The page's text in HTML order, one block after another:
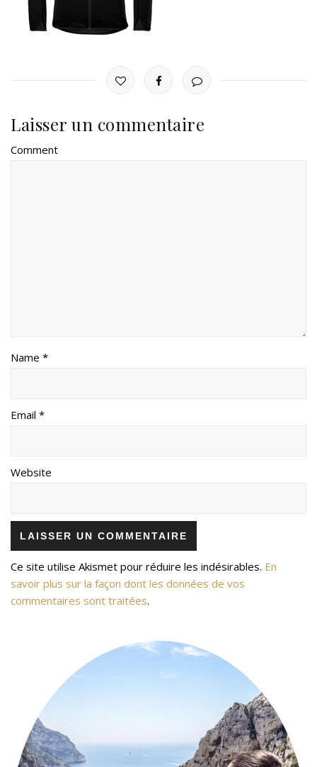
Laisser un commentaire
Comment
Name *
Email *
Website
Ce site utilise Akismet pour réduire les indésirables. En
savoir plus sur la façon dont les données de vos
commentaires sont traitées.